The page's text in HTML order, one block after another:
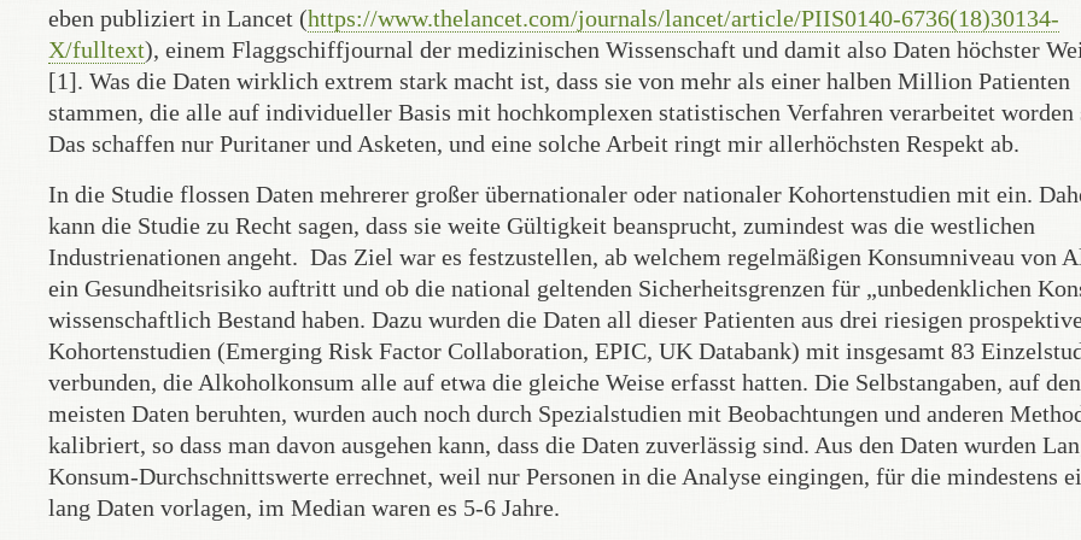
eben publiziert in Lancet (https://www.thelancet.com/journals/lancet/article/PIIS0140-6736(18)30134-
X/fulltext), einem Flaggschiffjournal der medizinischen Wissenschaft und damit also Daten höchster
[1]. Was die Daten wirklich extrem stark macht ist, dass sie von mehr als einer halben Million Patienten
stammen, die alle auf individueller Basis mit hochkomplexen statistischen Verfahren verarbeitet worden
Das schaffen nur Puritaner und Asketen, und eine solche Arbeit ringt mir allerhöchsten Respekt ab.
In die Studie flossen Daten mehrerer großer übernationaler oder nationaler Kohortenstudien mit ein.
kann die Studie zu Recht sagen, dass sie weite Gültigkeit beansprucht, zumindest was die westlichen
Industrienationen angeht. Das Ziel war es festzustellen, ab welchem regelmäßigen Konsumniveau von
ein Gesundheitsrisiko auftritt und ob die national geltenden Sicherheitsgrenzen für „unbedenklichen
wissenschaftlich Bestand haben. Dazu wurden die Daten all dieser Patienten aus drei riesigen
Kohortenstudien (Emerging Risk Factor Collaboration, EPIC, UK Databank) mit insgesamt 83
verbunden, die Alkoholkonsum alle auf etwa die gleiche Weise erfasst hatten. Die Selbstangaben, auf
meisten Daten beruhten, wurden auch noch durch Spezialstudien mit Beobachtungen und anderen
kalibriert, so dass man davon ausgehen kann, dass die Daten zuverlässig sind. Aus den Daten wurden
Konsum-Durchschnittswerte errechnet, weil nur Personen in die Analyse eingingen, für die mindestens
lang Daten vorlagen, im Median waren es 5-6 Jahre.